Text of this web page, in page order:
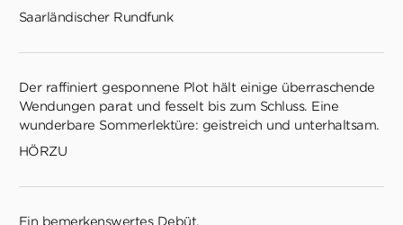
Saarländischer Rundfunk
Der raffiniert gesponnene Plot hält einige überraschende
Wendungen parat und fesselt bis zum Schluss. Eine
wunderbare Sommerlektüre: geistreich und unterhaltsam.
HÖRZU
Ein bemerkenswertes Debüt.